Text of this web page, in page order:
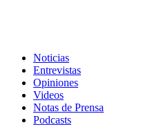
Noticias
Entrevistas
Opiniones
Videos
Notas de Prensa
Podcasts